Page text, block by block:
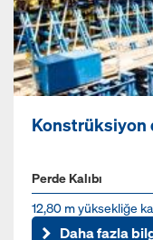
Konstrüksiyon
Perde Kalıbı
12,80 m yüksekliğe
Daha fazla